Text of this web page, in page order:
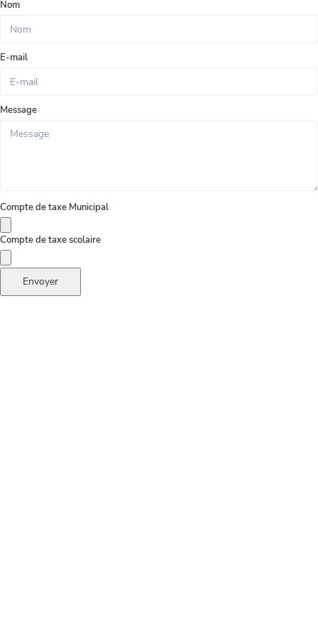
Nom
E-mail
Message
Compte de taxe Municipal
Compte de taxe scolaire
Envoyer